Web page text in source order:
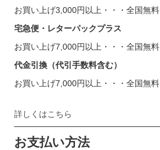
お買い上げ3,000円以上・・・全国無料
宅急便・レターパックプラス
お買い上げ7,000円以上・・・全国無料
代金引換（代引手数料含む）
お買い上げ7,000円以上・・・全国無料
詳しくはこちら
お支払い方法